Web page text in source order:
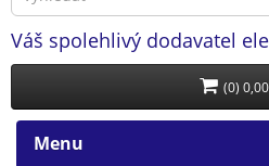
Váš spolehlivý dodavatel
(0)
Menu